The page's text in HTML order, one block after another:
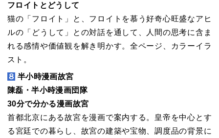
フロイトとどうして
猫の「フロイト」と、フロイトを慕う好奇心旺盛なアヒ
ルの「どうして」との対話を通して、人間の思考に含ま
れる感情や価値観を解き明かす。全ページ、カラーイラ
スト。
８ 半小時漫画故宮
陳磊・半小時漫画団隊
30分で分かる漫画故宮
首都北京にある故宮を漫画で案内する。皇帝を中心とす
る宮廷での暮らし、故宮の建築や宝物、調度品の背景に